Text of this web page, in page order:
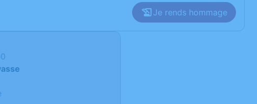
Je rends hommage